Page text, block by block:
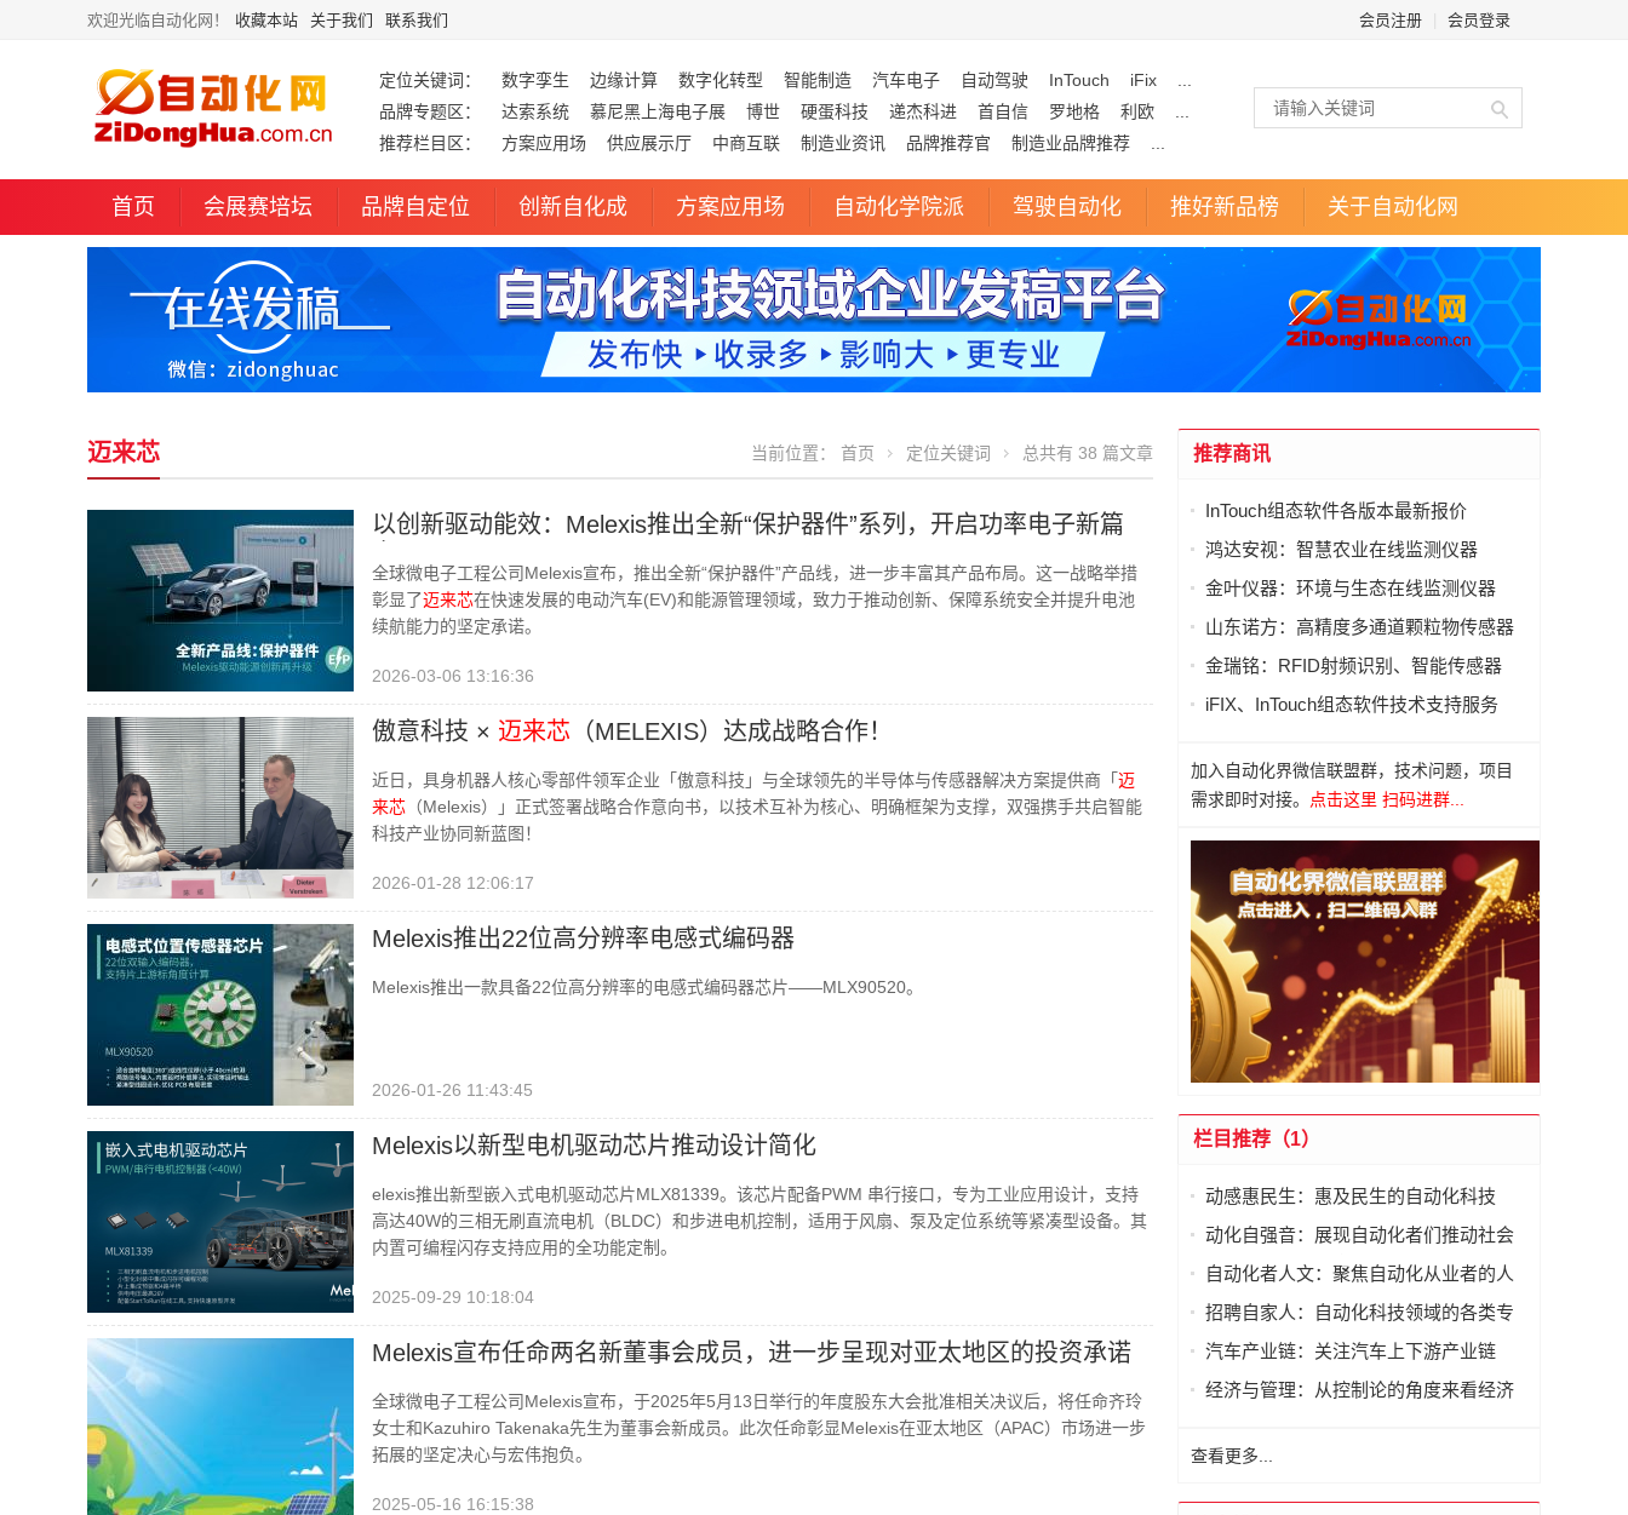
欢迎光临自动化网！ 收藏本站 关于我们 联系我们 会员注册 会员登录
定位关键词： 数字孪生 边缘计算 数字化转型 智能制造 汽车电子 自动驾驶 InTouch iFix
品牌专题区：
达索系统 慕尼黑上海电子展 博世 硬蛋科技 递杰科进 首自信 罗地格 利欧
推荐栏目区：
方案应用场 供应展示厅 中商互联 制造业资讯 品牌推荐官 制造业品牌推荐
首页 会展赛培坛 品牌自定位 创新自化成 方案应用场 自动化学院派 驾驶自动化 推好新品榜 关于自动化网
迈来芯 当前位置： 首页 定位关键词 总共有 38 篇文章
以创新驱动能效：Melexis推出全新“保护器件”系列，开启功率电子新篇
全球微电子工程公司Melexis宣布，推出全新“保护器件”产品线，进一步丰富其产品布局。这一战略举措
彰显了迈来芯在快速发展的电动汽车(EV)和能源管理领域，致力于推动创新、保障系统安全并提升电池
续航能力的坚定承诺。
2026-03-06 13:16:36
傲意科技 × 迈来芯 （MELEXIS）达成战略合作！
近日，具身机器人核心零部件领军企业「傲意科技」与全球领先的半导体与传感器解决方案提供商「 迈
来芯 （Melexis）」正式签署战略合作意向书，以技术互补为核心、明确框架为支撑，双强携手共启智能
科技产业协同新蓝图！
2026-01-28 12:06:17
Melexis推出22位高分辨率电感式编码器
Melexis推出一款具备22位高分辨率的电感式编码器芯片——MLX90520。
2026-01-26 11:43:45
Melexis以新型电机驱动芯片推动设计简化
elexis推出新型嵌入式电机驱动芯片MLX81339。该芯片配备PWM 串行接口，专为工业应用设计，支持
高达40W的三相无刷直流电机（BLDC）和步进电机控制，适用于风扇、泵及定位系统等紧凑型设备。其
内置可编程闪存支持应用的全功能定制。
2025-09-29 10:18:04
Melexis宣布任命两名新董事会成员，进一步呈现对亚太地区的投资承诺
全球微电子工程公司Melexis宣布，于2025年5月13日举行的年度股东大会批准相关决议后，将任命齐玲
女士和Kazuhiro Takenaka先生为董事会新成员。此次任命彰显Melexis在亚太地区（APAC）市场进一步
拓展的坚定决心与宏伟抱负。
2025-05-16 16:15:38
推荐商讯
InTouch组态软件各版本最新报价
鸿达安视：智慧农业在线监测仪器
金叶仪器：环境与生态在线监测仪器
山东诺方：高精度多通道颗粒物传感器
金瑞铭：RFID射频识别、智能传感器
iFIX、InTouch组态软件技术支持服务
加入自动化界微信联盟群，技术问题，项目
需求即时对接。
点击这里 扫码进群...
栏目推荐（1）
动感惠民生：惠及民生的自动化科技
动化自强音：展现自动化者们推动社会
进步发出的响亮声音
自动化者人文：聚焦自动化从业者的人
文思考
招聘自家人：自动化科技领域的各类专
家及人才需求资讯
汽车产业链：关注汽车上下游产业链
经济与管理：从控制论的角度来看经济
查看更多...